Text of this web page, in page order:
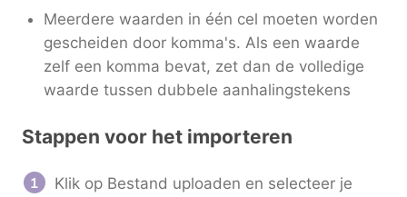
Meerdere waarden in één cel moeten worden
gescheiden door komma's. Als een waarde
zelf een komma bevat, zet dan de volledige
waarde tussen dubbele aanhalingstekens
Stappen voor het importeren
Klik op Bestand uploaden en selecteer je